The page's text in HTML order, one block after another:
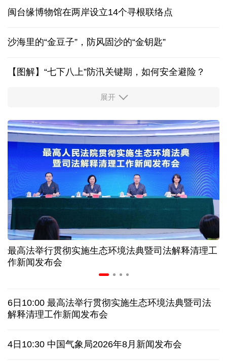
闽台缘博物馆在两岸设立14个寻根联络点
沙海里的“金豆子”，防风固沙的“金钥匙”
【图解】“七下八上”防汛关键期，如何安全避险？
活力中国调研行丨安徽的定力与活力
历经十余年，西藏南木林：昔日荒河滩 今时富绿洲
情满天山 援疆印记丨安徽支教生赢得桃李秀昆仑
从助力重建家园到治理乡村西藏扎西岗乡的乡贤力量
上半年医药工业创新加速突破 研发实力不断提升
夏日经济乘“热”而上 消费市场向“新”而行
南京大屠杀历史不容篡改 日本打“核爆”牌洗不掉血债
深山里的全球冠军：海外“Z世代”在黔读懂中国机遇
展开
最高法举行贯彻实施生态环境法典暨司法解释清理工
作新闻发布会
6日10:00 最高法举行贯彻实施生态环境法典暨司法
解释清理工作新闻发布会
4日10:30 中国气象局2026年8月新闻发布会